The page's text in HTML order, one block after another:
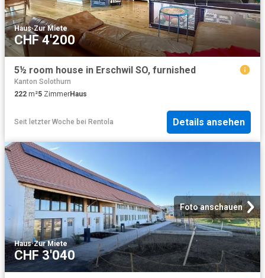
Haus·Zur Miete
CHF 4'200
5½ room house in Erschwil SO, furnished
Kanton Solothurn
222 m²5 ZimmerHaus
Seit letzter Woche bei Rentola Details ansehen
Foto anschauen
Haus·Zur Miete
CHF 3'040